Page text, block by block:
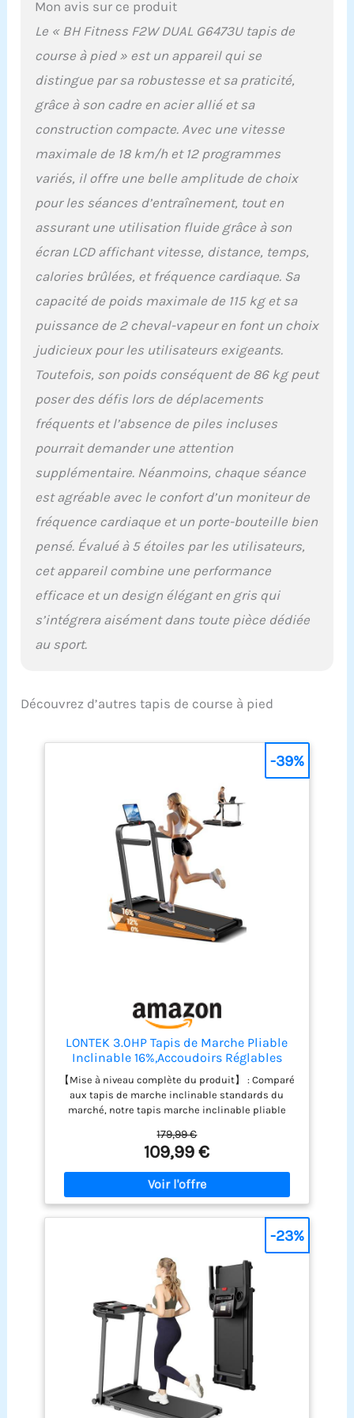
Mon avis sur ce produit
Le « BH Fitness F2W DUAL G6473U tapis de
course à pied » est un appareil qui se
distingue par sa robustesse et sa praticité,
grâce à son cadre en acier allié et sa
construction compacte. Avec une vitesse
maximale de 18 km/h et 12 programmes
variés, il offre une belle amplitude de choix
pour les séances d’entraînement, tout en
assurant une utilisation fluide grâce à son
écran LCD affichant vitesse, distance, temps,
calories brûlées, et fréquence cardiaque. Sa
capacité de poids maximale de 115 kg et sa
puissance de 2 cheval-vapeur en font un choix
judicieux pour les utilisateurs exigeants.
Toutefois, son poids conséquent de 86 kg peut
poser des défis lors de déplacements
fréquents et l’absence de piles incluses
pourrait demander une attention
supplémentaire. Néanmoins, chaque séance
est agréable avec le confort d’un moniteur de
fréquence cardiaque et un porte-bouteille bien
pensé. Évalué à 5 étoiles par les utilisateurs,
cet appareil combine une performance
efficace et un design élégant en gris qui
s’intégrera aisément dans toute pièce dédiée
au sport.
Découvrez d’autres tapis de course à pied
LONTEK 3.0HP Tapis de Marche Pliable
Inclinable 16%,Accoudoirs Réglables
【Mise à niveau complète du produit】 : Comparé
aux tapis de marche inclinable standards du
marché, notre tapis marche inclinable pliable
3 niveaux (max 16%), un moteur sans balais de 3.0
CV (vitesse max 10 km/h), un plateau (2 couches)
et une bande de course (6 couches). Il dispose
également de reposabrazos ajustables pour plus
de confort ; avec son panneau LED intuitif et
télécommande magnétique, ce tapis roulant
pliable vous permet d’entraîner efficacement et
d'absorption des chocs et faible niveau sonore
pour protéger les genoux】 : Ce tapis pliable de
marche silencieux est doté d'un système
d'absorption des chocs multicouche. plateau de
course à 2 couches et bande de course à 7
couches réduisent efficacement les vibrations.
Équipé de huit amortisseurs internes en silicone
et de quatre coussinets externes en caoutchouc
alvéolé, il protège efficacement les genoux tout en
réduisant les niveaux sonores en dessous de 45
décibels, Vous pouvez donc l'utiliser la nuit sans
179,99 €
109,99 €
-39%
-23%